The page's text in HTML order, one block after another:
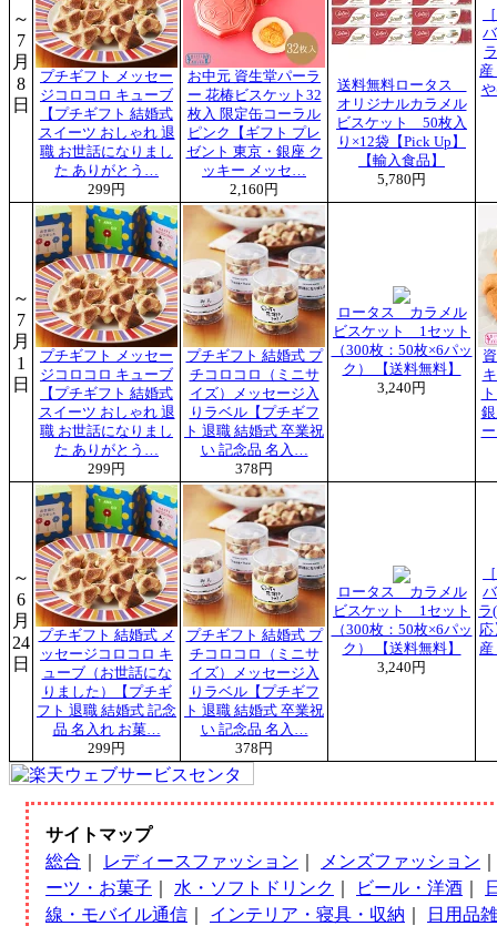
～
7
月
8
日
プチギフト メッセー
ジコロコロ キューブ
【プチギフト 結婚式
スイーツ おしゃれ 退
職 お世話になりまし
た ありがとう…
299円
お中元 資生堂パーラ
ー 花椿ビスケット32
枚入 限定缶コーラル
ピンク【ギフト プレ
ゼント 東京・銀座 ク
ッキー メッセ…
2,160円
送料無料ロータス
オリジナルカラメル
ビスケット 50枚入
り×12袋【Pick Up】
【輸入食品】
5,780円
産
～
7
月
1
日
プチギフト メッセー
ジコロコロ キューブ
【プチギフト 結婚式
スイーツ おしゃれ 退
職 お世話になりまし
た ありがとう…
299円
プチギフト 結婚式 プ
チコロコロ（ミニサ
イズ）メッセージ入
りラベル【プチギフ
ト 退職 結婚式 卒業祝
い 記念品 名入…
378円
ロータス カラメル
ビスケット 1セット
（300枚：50枚×6パッ
ク） 【送料無料】
3,240円
～
6
月
24
日
プチギフト 結婚式 メ
ッセージコロコロ キ
ューブ（お世話にな
りました）【プチギ
フト 退職 結婚式 記念
品 名入れ お菓…
299円
プチギフト 結婚式 プ
チコロコロ（ミニサ
イズ）メッセージ入
りラベル【プチギフ
ト 退職 結婚式 卒業祝
い 記念品 名入…
378円
ロータス カラメル
ビスケット 1セット
（300枚：50枚×6パッ
ク） 【送料無料】
3,240円
ラ
応
産
サイトマップ
総合
レディースファッション メンズファッション
ーツ・お菓子
水・ソフトドリンク ビール・洋酒
線・モバイル通信
インテリア・寝具・収納
日用品